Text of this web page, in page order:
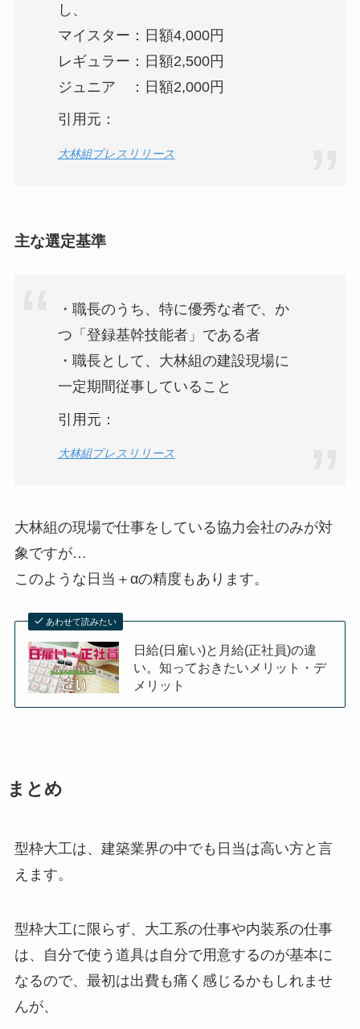
し、
マイスター：日額4,000円
レギュラー：日額2,500円
ジュニア ：日額2,000円
引用元：
大林組プレスリリース
主な選定基準
・職長のうち、特に優秀な者で、か
つ「登録基幹技能者」である者
・職長として、大林組の建設現場に
一定期間従事していること
引用元：
大林組プレスリリース
大林組の現場で仕事をしている協力会社のみが対
象ですが…
このような日当＋αの精度もあります。
あわせて読みたい
日給(日雇い)と月給(正社員)の違
い。知っておきたいメリット・デ
メリット
まとめ
型枠大工は、建築業界の中でも日当は高い方と言
えます。
型枠大工に限らず、大工系の仕事や内装系の仕事
は、自分で使う道具は自分で用意するのが基本に
なるので、最初は出費も痛く感じるかもしれませ
んが、